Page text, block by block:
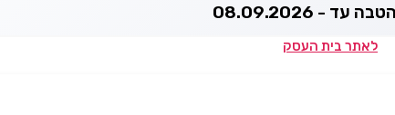
- 08.09.2026
לאתר בית העסק